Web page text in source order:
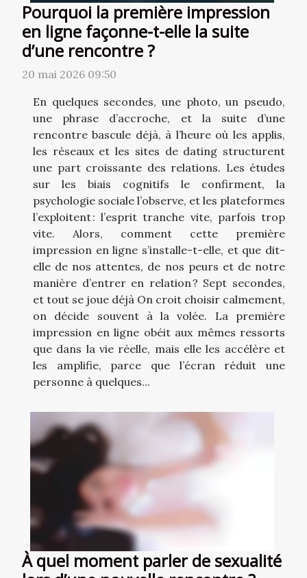
Pourquoi la première impression
en ligne façonne-t-elle la suite
d’une rencontre ?
20 mai 2026 09:50
En quelques secondes, une photo, un pseudo,
une phrase d’accroche, et la suite d’une
rencontre bascule déjà, à l’heure où les applis,
les réseaux et les sites de dating structurent
une part croissante des relations. Les études
sur les biais cognitifs le confirment, la
psychologie sociale l’observe, et les plateformes
l’exploitent : l’esprit tranche vite, parfois trop
vite. Alors, comment cette première
impression en ligne s’installe-t-elle, et que dit-
elle de nos attentes, de nos peurs et de notre
manière d’entrer en relation ? Sept secondes,
et tout se joue déjà On croit choisir calmement,
on décide souvent à la volée. La première
impression en ligne obéit aux mêmes ressorts
que dans la vie réelle, mais elle les accélère et
les amplifie, parce que l’écran réduit une
personne à quelques...
À quel moment parler de sexualité